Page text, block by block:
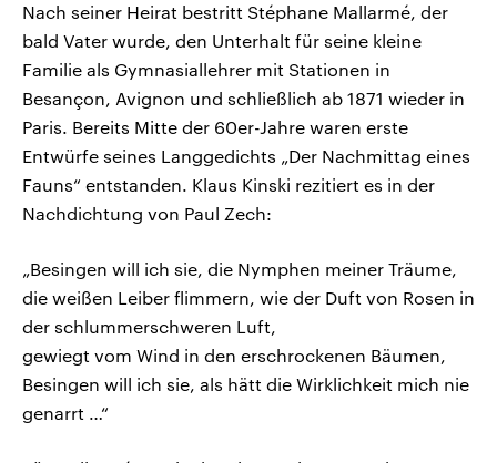
Nach seiner Heirat bestritt Stéphane Mallarmé, der
bald Vater wurde, den Unterhalt für seine kleine
Familie als Gymnasiallehrer mit Stationen in
Besançon, Avignon und schließlich ab 1871 wieder in
Paris. Bereits Mitte der 60er-Jahre waren erste
Entwürfe seines Langgedichts „Der Nachmittag eines
Fauns“ entstanden. Klaus Kinski rezitiert es in der
Nachdichtung von Paul Zech:
„Besingen will ich sie, die Nymphen meiner Träume,
die weißen Leiber flimmern, wie der Duft von Rosen in
der schlummerschweren Luft,
gewiegt vom Wind in den erschrockenen Bäumen,
Besingen will ich sie, als hätt die Wirklichkeit mich nie
genarrt …“